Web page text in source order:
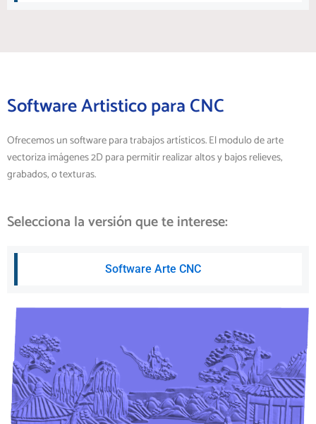
Software Artistico para CNC
Ofrecemos un software para trabajos artísticos. El modulo de arte
vectoriza imágenes 2D para permitir realizar altos y bajos relieves,
grabados, o texturas.
Selecciona la versión que te interese:
Software Arte CNC